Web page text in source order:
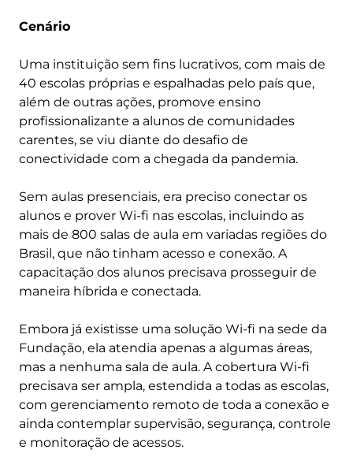
Cenário
Uma instituição sem fins lucrativos, com mais de
40 escolas próprias e espalhadas pelo país que,
além de outras ações, promove ensino
profissionalizante a alunos de comunidades
carentes, se viu diante do desafio de
conectividade com a chegada da pandemia.
Sem aulas presenciais, era preciso conectar os
alunos e prover Wi-fi nas escolas, incluindo as
mais de 800 salas de aula em variadas regiões do
Brasil, que não tinham acesso e conexão. A
capacitação dos alunos precisava prosseguir de
maneira híbrida e conectada.
Embora já existisse uma solução Wi-fi na sede da
Fundação, ela atendia apenas a algumas áreas,
mas a nenhuma sala de aula. A cobertura Wi-fi
precisava ser ampla, estendida a todas as escolas,
com gerenciamento remoto de toda a conexão e
ainda contemplar supervisão, segurança, controle
e monitoração de acessos.